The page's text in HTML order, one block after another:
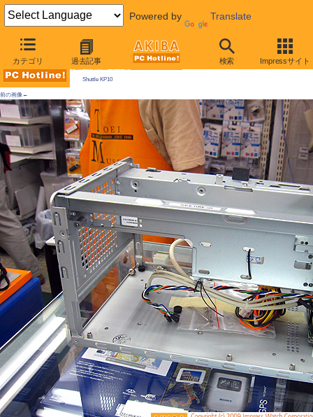
Powered by Translate
カテゴリ 過去記事 検索 Impressサイト
AKIBA PC Hotline! 2009年9月19日号
Shuttle KP10
前の画像←